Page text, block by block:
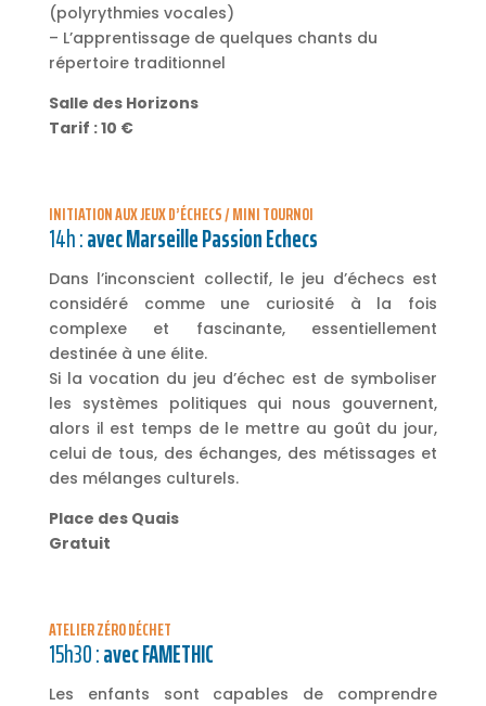
(polyrythmies vocales)
– L’apprentissage de quelques chants du
répertoire traditionnel
Salle des Horizons
Tarif : 10 €
INITIATION AUX JEUX D’ÉCHECS / MINI TOURNOI
14h :avec Marseille Passion Echecs
Dans l’inconscient collectif, le jeu d’échecs est
considéré comme une curiosité à la fois
complexe et fascinante, essentiellement
destinée à une élite.
Si la vocation du jeu d’échec est de symboliser
les systèmes politiques qui nous gouvernent,
alors il est temps de le mettre au goût du jour,
celui de tous, des échanges, des métissages et
des mélanges culturels.
Place des Quais
Gratuit
ATELIER ZÉRO DÉCHET
15h30 :avec FAMETHIC
Les enfants sont capables de comprendre